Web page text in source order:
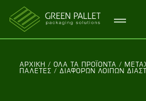
ΑΡΧΙΚΗ / ΌΛΑ ΤΑ ΠΡΟΪΌΝΤΑ /
ΠΑΛΈΤΕΣ / ΔΙΑΦΌΡΩΝ ΛΟΙΠΏΝ